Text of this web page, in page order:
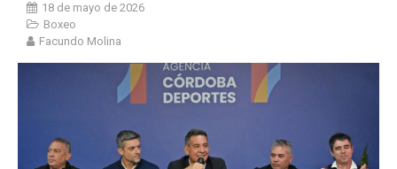
18 de mayo de 2026
Boxeo
Facundo Molina